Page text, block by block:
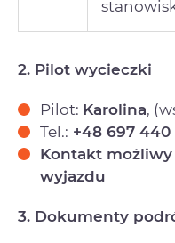
2. Pilot wycieczki
Pilot: Karolina,
Tel.: +48 697 440
Kontakt
wyjazdu
3. Dokumenty